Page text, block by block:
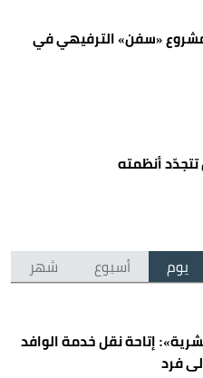
«سفن» الترفيهي في
أنظمته
يوم أسبوع شهر
إتاحة نقل خدمة الوافد
فرد